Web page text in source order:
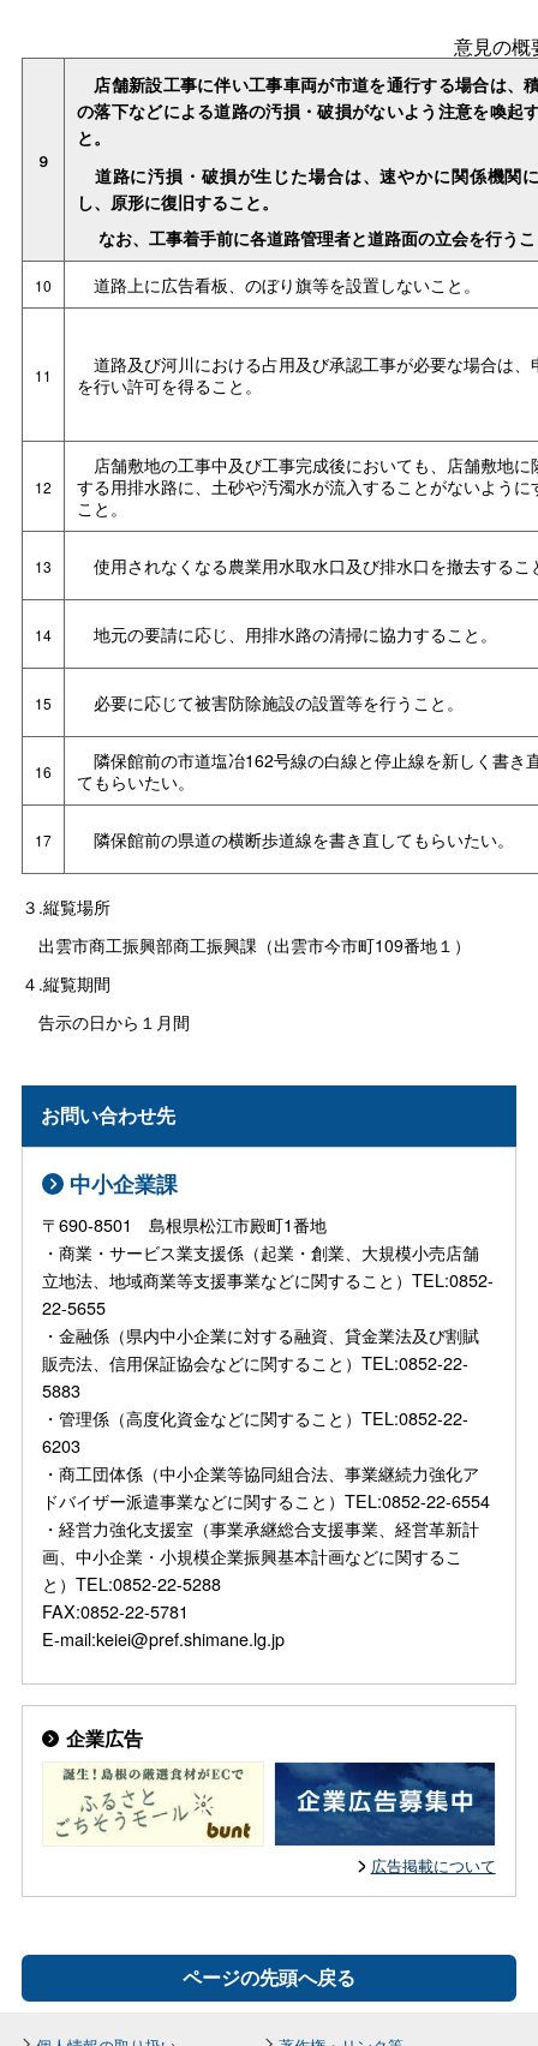
意見の概
９
店舗新設工事に伴い工事車両が市道を通行する場合は、
の落下などによる道路の汚損・破損がないよう注意を喚起
と。
道路に汚損・破損が生じた場合は、速やかに関係機関
し、原形に復旧すること。
なお、工事着手前に各道路管理者と道路面の立会を行う
10 道路上に広告看板、のぼり旗等を設置しないこと。
11
道路及び河川における占用及び承認工事が必要な場合は、
を行い許可を得ること。
12
店舗敷地の工事中及び工事完成後においても、店舗敷地に
する用排水路に、土砂や汚濁水が流入することがないように
こと。
13 使用されなくなる農業用水取水口及び排水口を撤去するこ
14 地元の要請に応じ、用排水路の清掃に協力すること。
15 必要に応じて被害防除施設の設置等を行うこと。
16
隣保館前の市道塩冶162号線の白線と停止線を新しく書き
てもらいたい。
17 隣保館前の県道の横断歩道線を書き直してもらいたい。
３.縦覧場所
出雲市商工振興部商工振興課（出雲市今市町109番地１）
４.縦覧期間
告示の日から１月間
お問い合わせ先
中小企業課
〒690-8501 島根県松江市殿町1番地
・商業・サービス業支援係（起業・創業、大規模小売店舗
立地法、地域商業等支援事業などに関すること）TEL:0852-
22-5655
・金融係（県内中小企業に対する融資、貸金業法及び割賦
販売法、信用保証協会などに関すること）TEL:0852-22-
5883
・管理係（高度化資金などに関すること）TEL:0852-22-
6203
・商工団体係（中小企業等協同組合法、事業継続力強化ア
ドバイザー派遣事業などに関すること）TEL:0852-22-6554
・経営力強化支援室（事業承継総合支援事業、経営革新計
画、中小企業・小規模企業振興基本計画などに関するこ
と）TEL:0852-22-5288
FAX:0852-22-5781
E-mail:keiei@pref.shimane.lg.jp
企業広告
広告掲載について
ページの先頭へ戻る